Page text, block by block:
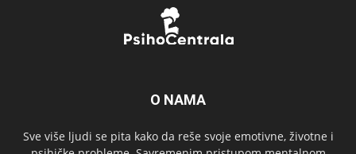
O NAMA
Sve više ljudi se pita kako da reše svoje emotivne, životne i